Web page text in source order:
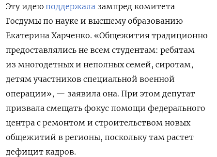
Эту идею поддержала зампред комитета
Госдумы по науке и высшему образованию
Екатерина Харченко. «Общежития традиционно
предоставлялись не всем студентам: ребятам
из многодетных и неполных семей, сиротам,
детям участников специальной военной
операции», — заявила она. При этом депутат
призвала смещать фокус помощи федерального
центра с ремонтом и строительством новых
общежитий в регионы, поскольку там растет
дефицит кадров.